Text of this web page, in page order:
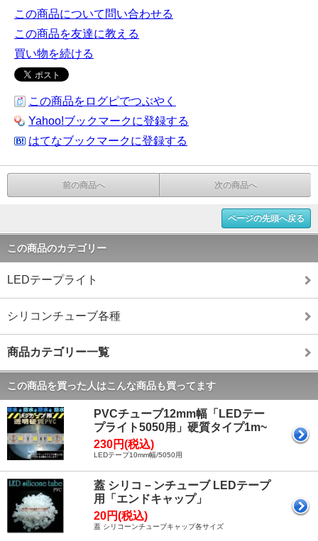
この商品について問い合わせる
この商品を友達に教える
買い物を続ける
この商品をログピでつぶやく
Yahoo!ブックマークに登録する
はてなブックマークに登録する
前の商品へ 次の商品へ
ページの先頭へ戻る
この商品のカテゴリー
LEDテープライト
シリコンチューブ各種
商品カテゴリー一覧
この商品を買った人はこんな商品も買ってます
PVCチューブ12mm幅「LEDテー
プライト5050用」硬質タイプ1m~
230円(税込)
LEDテープ10mm幅/5050用
蓋 シリコ－ンチューブ LEDテープ
用「エンドキャップ」
20円(税込)
蓋 シリコーンチューブキャップ各サイズ